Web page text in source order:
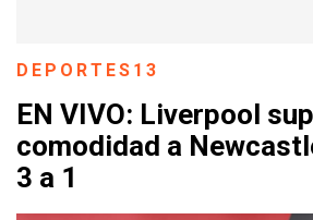
DEPORTES13
EN VIVO: Liverpool
comodidad a
3 a 1